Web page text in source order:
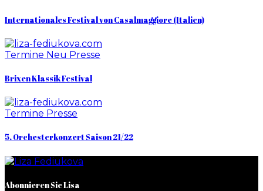
Internationales Festival von Casalmaggiore (Italien)
Termine Neu Presse
Brixen Klassik Festival
Termine Presse
5. Orchesterkonzert Saison 21/22
Abonnieren Sie Lisa